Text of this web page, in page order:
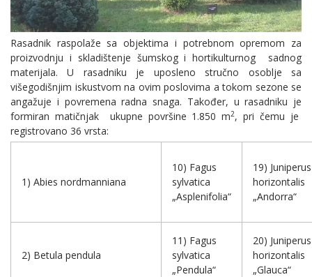
Rasadnik raspolaže sa objektima i potrebnom opremom za
proizvodnju i skladištenje šumskog i hortikulturnog sadnog
materijala. U rasadniku je uposleno stručno osoblje sa
višegodišnjim iskustvom na ovim poslovima a tokom sezone se
angažuje i povremena radna snaga. Također, u rasadniku je
formiran matičnjak ukupne površine 1.850 m2, pri čemu je
registrovano 36 vrsta:
1) Abies nordmanniana
10) Fagus
sylvatica
„Asplenifolia“
19) Juniperus
horizontalis
„Andorra“
2) Betula pendula
11) Fagus
sylvatica
„Pendula“
20) Juniperus
horizontalis
„Glauca“